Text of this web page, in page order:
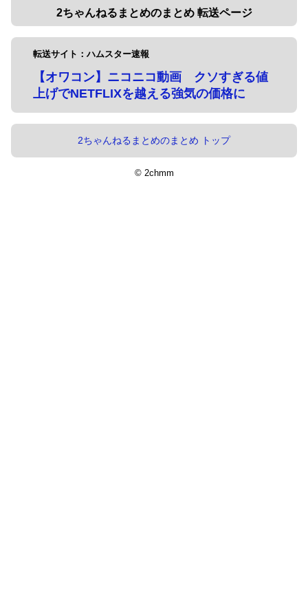
2ちゃんねるまとめのまとめ 転送ページ
転送サイト：ハムスター速報
【オワコン】ニコニコ動画 クソすぎる値
上げでNETFLIXを越える強気の価格に
2ちゃんねるまとめのまとめ トップ
© 2chmm